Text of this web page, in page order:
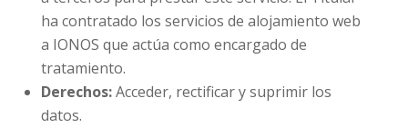
ha contratado los servicios de alojamiento web
a IONOS que actúa como encargado de
tratamiento.
Derechos:Acceder, rectificar y suprimir los
datos.